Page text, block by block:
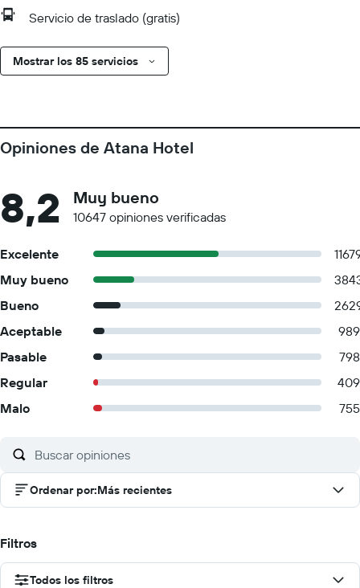
Servicio de traslado (gratis)
Mostrar los 85 servicios
Opiniones de Atana Hotel
8,2 Muy bueno
10647 opiniones verificadas
Excelente
Muy bueno
Bueno
Aceptable
989
Pasable
798
Regular
409
Malo
755
Ordenar por:Más recientes
Filtros
Todos los filtros